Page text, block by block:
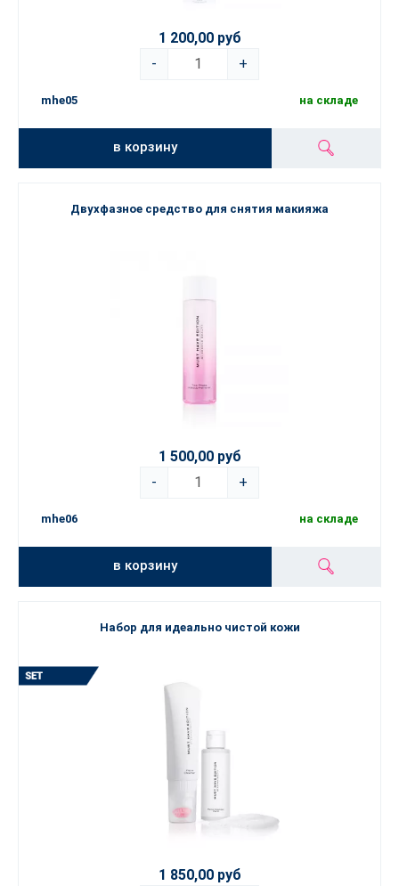
1 200,00 руб
-
+
mhe05 на складе
в корзину
Двухфазное средство для снятия макияжа
1 500,00 руб
-
+
mhe06 на складе
в корзину
Набор для идеально чистой кожи
1 850,00 руб